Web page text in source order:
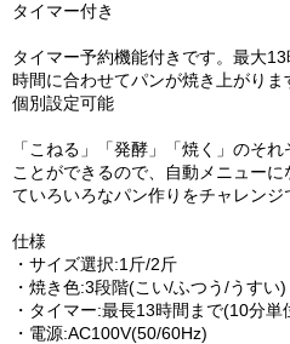
タイマー付き
タイマー予約機能付きです。最大
時間に合わせてパンが焼き上がりま
個別設定可能
「こねる」「発酵」「焼く」のそ
ことができるので、自動メニュー
ていろいろなパン作りをチャレンジ
仕様
・サイズ選択:1斤/2斤
・焼き色:3段階(こい/ふつう/うすい)
・タイマー:最長13時間まで(10分単
・電源:AC100V(50/60Hz)